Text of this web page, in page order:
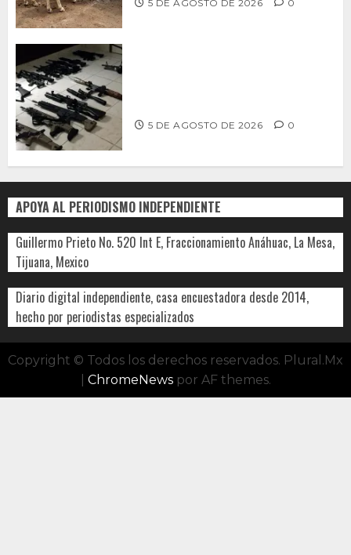
5 DE AGOSTO DE 2026 0
5 DE AGOSTO DE 2026 0
APOYA AL PERIODISMO INDEPENDIENTE
Guillermo Prieto No. 520 Int E, Fraccionamiento Anáhuac, La Mesa,
Tijuana, Mexico
Diario digital independiente, casa encuestadora desde 2014,
hecho por periodistas especializados
Copyright © Todos los derechos reservados. Plural.Mx
ChromeNewspor AF themes.